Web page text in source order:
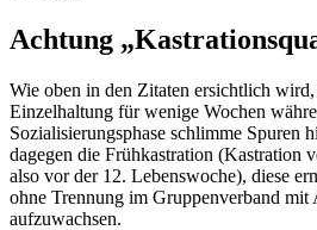
Achtung
Wie oben in den Zitaten ersichtlich
Einzelhaltung für wenige Wochen
Sozialisierungsphase schlimme Spuren
dagegen die Frühkastration (Kastration
also vor der 12. Lebenswoche), diese
ohne Trennung im Gruppenverband mit
aufzuwachsen.